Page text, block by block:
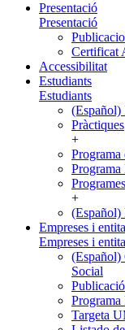
Presentació
Presentació
Certificat
Accessibilitat
Estudiants
Estudiants
(Español)
Pràctiques
+
+
(Español)
Empreses i
Empreses i
(Español)
Social
Targeta